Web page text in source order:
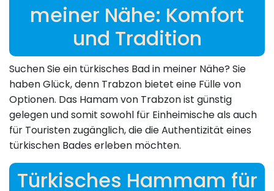
meiner Nähe: Komfort
und Tradition
Suchen Sie ein türkisches Bad in meiner Nähe? Sie
haben Glück, denn Trabzon bietet eine Fülle von
Optionen. Das Hamam von Trabzon ist günstig
gelegen und somit sowohl für Einheimische als auch
für Touristen zugänglich, die die Authentizität eines
türkischen Bades erleben möchten.
Türkisches Hammam für